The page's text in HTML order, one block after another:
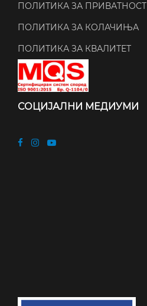
ПОЛИТИКА ЗА ПРИВАТНОСТ
ПОЛИТИКА ЗА КОЛАЧИЊА
ПОЛИТИКА ЗА КВАЛИТЕТ
СОЦИЈАЛНИ МЕДИУМИ